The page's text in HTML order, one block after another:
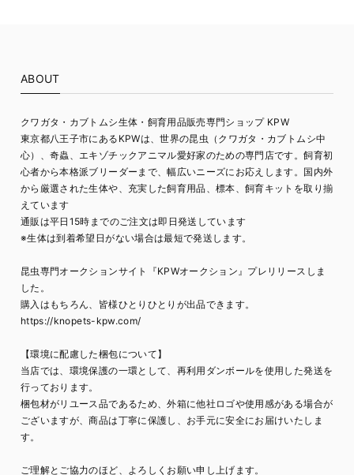
ABOUT
クワガタ・カブトムシ生体・飼育用品販売専門ショップ KPW
東京都八王子市にあるKPWは、世界の昆虫（クワガタ・カブトムシ中
心）、奇蟲、エキゾチックアニマル愛好家のための専門店です。飼育初
心者から本格派ブリーダーまで、幅広いニーズにお応えします。国内外
から厳選された生体や、充実した飼育用品、標本、飼育キットを取り揃
えています
通販は平日15時までのご注文は即日発送しています
※生体は到着希望日がない場合は最短で発送します。
昆虫専門オークションサイト『KPWオークション』プレリリースしま
した。
購入はもちろん、皆様ひとりひとりが出品できます。
https://knopets-kpw.com/
【環境に配慮した梱包について】
当店では、環境保護の一環として、再利用ダンボールを使用した発送を
行っております。
梱包材がリユース品であるため、外箱に他社ロゴや使用感がある場合が
ございますが、商品は丁寧に保護し、お手元に安全にお届けいたしま
す。
ご理解とご協力のほど、よろしくお願い申し上げます。